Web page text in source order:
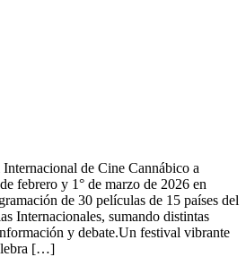
de Cine Cannábico a
febrero y 1° de marzo de 2026 en
de 30 películas de 15 países del
Internacionales, sumando distintas
y debate.Un festival vibrante
[…]